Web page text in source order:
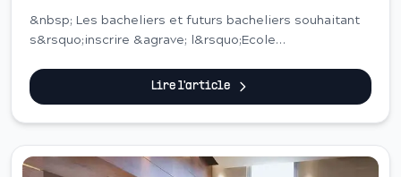
&nbsp; Les bacheliers et futurs bacheliers souhaitant
s&rsquo;inscrire &agrave; l&rsquo;Ecole
(rattach&eacute;e &agrave; l&rsquo;uni...
Lire l'article